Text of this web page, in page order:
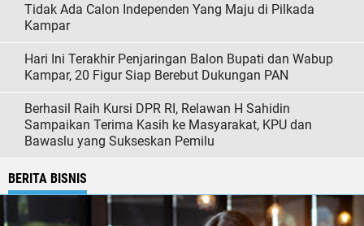
Tidak Ada Calon Independen Yang Maju di Pilkada
Kampar
Hari Ini Terakhir Penjaringan Balon Bupati dan Wabup
Kampar, 20 Figur Siap Berebut Dukungan PAN
Berhasil Raih Kursi DPR RI, Relawan H Sahidin
Sampaikan Terima Kasih ke Masyarakat, KPU dan
Bawaslu yang Sukseskan Pemilu
BERITA BISNIS